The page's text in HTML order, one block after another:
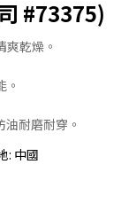
#73375)
乾燥。
。
耐磨耐穿。
: 中國